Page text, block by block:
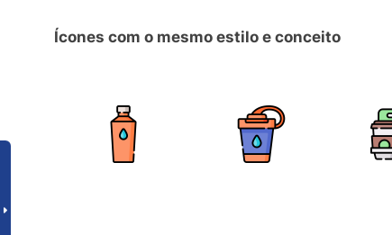
Ícones com o mesmo estilo e conceito